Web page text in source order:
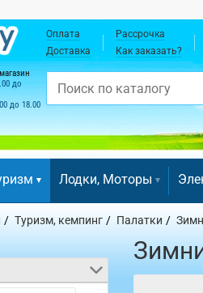
до
до 18.00
Оплата
Доставка
Рассрочка
Как заказать?
Лодки, Моторы
Туризм, кемпинг Палатки